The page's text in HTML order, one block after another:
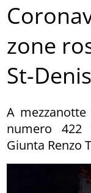
zone
St-
A
numero 422
Giunta Renzo